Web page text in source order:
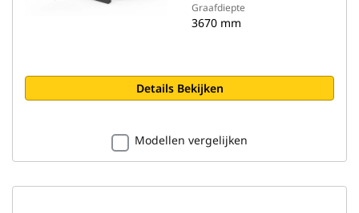
Graafdiepte
3670 mm
Details Bekijken
Modellen vergelijken